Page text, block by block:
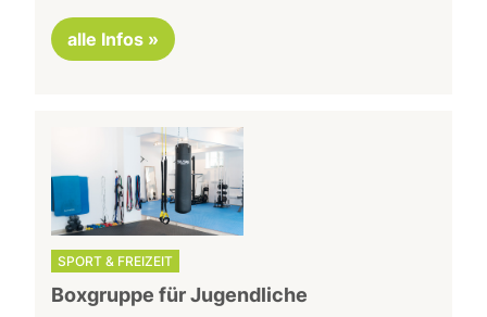
alle Infos »
SPORT & FREIZEIT
Boxgruppe für Jugendliche